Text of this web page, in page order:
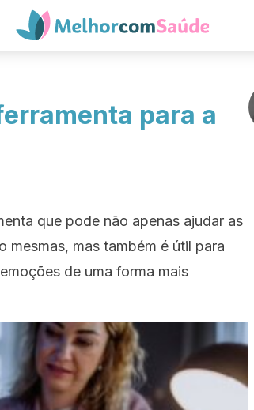
para a
que pode não apenas ajudar as
mesmas, mas também é útil para
de uma forma mais